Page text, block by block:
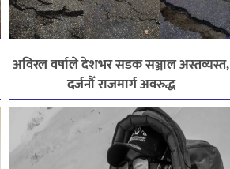
अविरल वर्षाले देशभर सडक सञ्जाल अस्तव्यस्त,
दर्जनौँ राजमार्ग अवरुद्ध